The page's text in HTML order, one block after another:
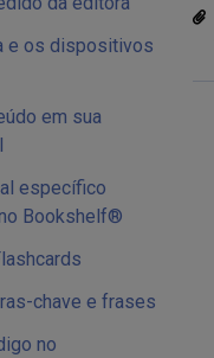
e os dispositivos
em sua
específico
Bookshelf®
chave e frases
no